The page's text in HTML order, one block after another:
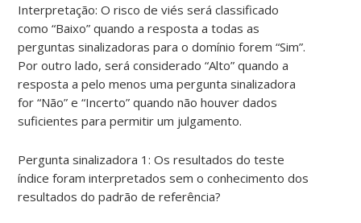
Interpretação: O risco de viés será classificado
como “Baixo” quando a resposta a todas as
perguntas sinalizadoras para o domínio forem “Sim”.
Por outro lado, será considerado “Alto” quando a
resposta a pelo menos uma pergunta sinalizadora
for “Não” e “Incerto” quando não houver dados
suficientes para permitir um julgamento.
Pergunta sinalizadora 1: Os resultados do teste
índice foram interpretados sem o conhecimento dos
resultados do padrão de referência?